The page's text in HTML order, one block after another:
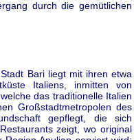
durch die gemütlichen
Bari liegt mit ihren etwa
Italiens, inmitten von
das traditionelle Italien
Großstadtmetropolen des
gepflegt, die sich
zeigt, wo original